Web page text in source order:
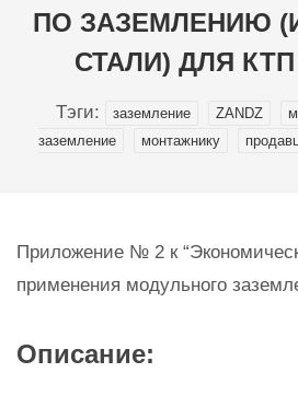
ПО ЗАЗЕМЛЕНИЮ
СТАЛИ) ДЛЯ КТП
Тэги: заземление ZANDZ
заземление
монтажнику
Приложение № 2 к
применения модульного
Описание: